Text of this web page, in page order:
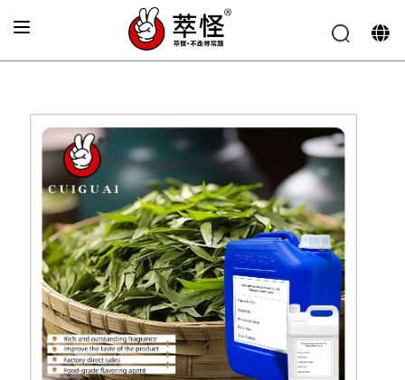
Аромат напитков»Свежий вкус зеленого